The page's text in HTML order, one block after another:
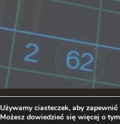
Używamy ciasteczek, aby
Możesz dowiedzieć się więcej o